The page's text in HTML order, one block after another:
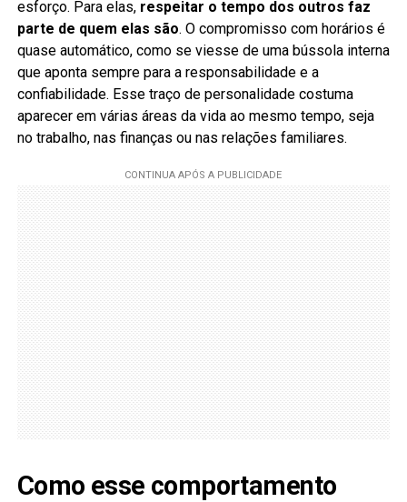
esforço. Para elas, respeitar o tempo dos outros faz
parte de quem elas são. O compromisso com horários é
quase automático, como se viesse de uma bússola interna
que aponta sempre para a responsabilidade e a
confiabilidade. Esse traço de personalidade costuma
aparecer em várias áreas da vida ao mesmo tempo, seja
no trabalho, nas finanças ou nas relações familiares.
Como esse comportamento